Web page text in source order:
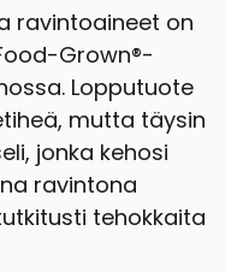
ravintoaineet on
Grown®-
Lopputuote
mutta täysin
jonka kehosi
ravintona
tehokkaita